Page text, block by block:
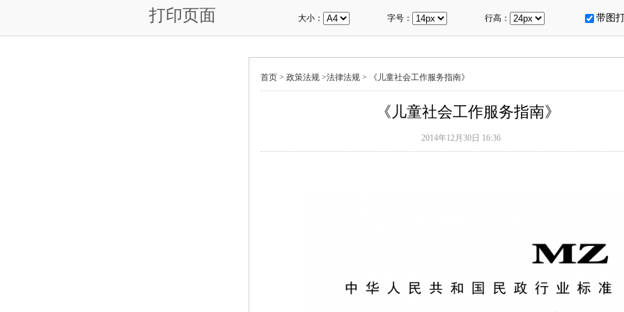
打印页面 大小： 字号： 行高： 带图
首页 > 政策法规 >法律法规 > 《儿童社会工作服务指南》
《儿童社会工作服务指南》
2014年12月30日 16:36